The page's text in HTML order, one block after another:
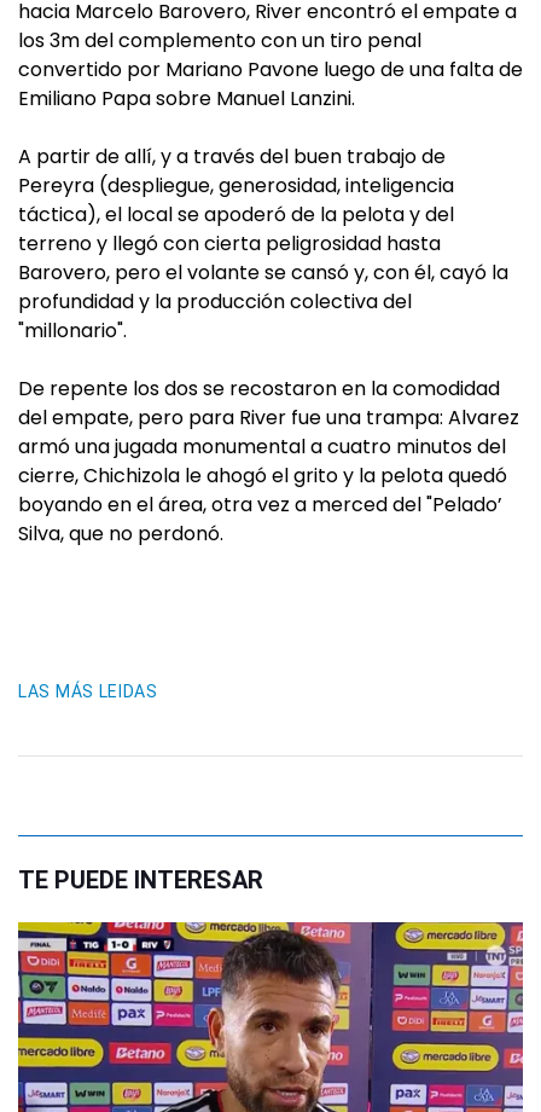
hacia Marcelo Barovero, River encontró el empate a
los 3m del complemento con un tiro penal
convertido por Mariano Pavone luego de una falta de
Emiliano Papa sobre Manuel Lanzini.
A partir de allí, y a través del buen trabajo de
Pereyra (despliegue, generosidad, inteligencia
táctica), el local se apoderó de la pelota y del
terreno y llegó con cierta peligrosidad hasta
Barovero, pero el volante se cansó y, con él, cayó la
profundidad y la producción colectiva del
"millonario".
De repente los dos se recostaron en la comodidad
del empate, pero para River fue una trampa: Alvarez
armó una jugada monumental a cuatro minutos del
cierre, Chichizola le ahogó el grito y la pelota quedó
boyando en el área, otra vez a merced del "Pelado’
Silva, que no perdonó.
LAS MÁS LEIDAS
TE PUEDE INTERESAR